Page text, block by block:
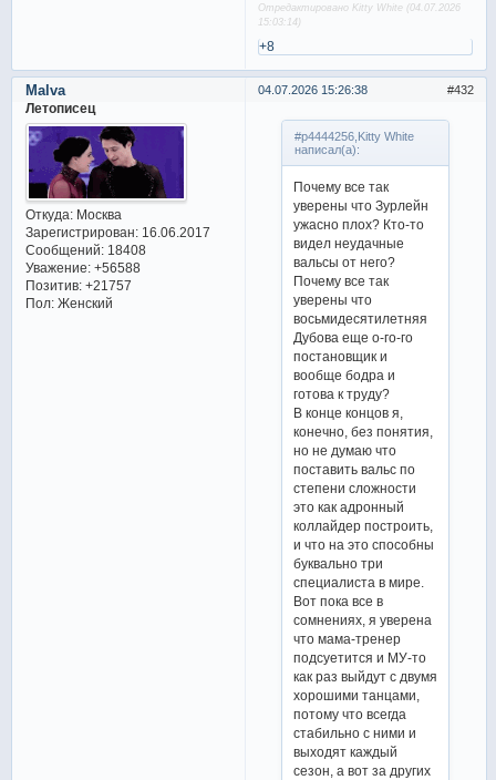
Отредактировано Kitty White (04.07.2026
15:03:14)
+8
432
04.07.2026 15:26:38
Malva
Летописец
Откуда:Москва
Зарегистрирован: 16.06.2017
Сообщений:18408
Уважение: +56588
Позитив: +21757
Пол:Женский
#p4444256,Kitty White
написал(а):
Почему все так
уверены что Зурлейн
ужасно плох? Кто-то
видел неудачные
вальсы от него?
Почему все так
уверены что
восьмидесятилетняя
Дубова еще о-го-го
постановщик и
вообще бодра и
готова к труду?
В конце концов я,
конечно, без понятия,
но не думаю что
поставить вальс по
степени сложности
это как адронный
коллайдер построить,
и что на это способны
буквально три
специалиста в мире.
Вот пока все в
сомнениях, я уверена
что мама-тренер
подсуетится и МУ-то
как раз выйдут с двумя
хорошими танцами,
потому что всегда
стабильно с ними и
выходят каждый
сезон, а вот за других